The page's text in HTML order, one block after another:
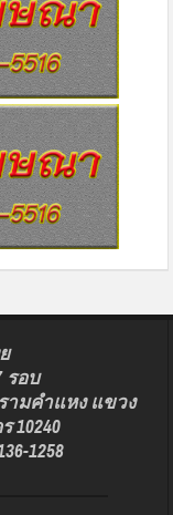
รอบ
ามคำแหง แขวง
10240
1258